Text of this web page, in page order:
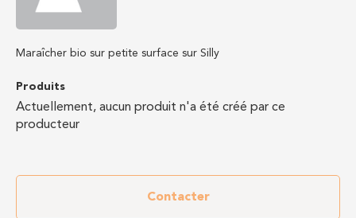
Maraîcher bio sur petite surface sur Silly
Produits
Actuellement, aucun produit n'a été créé par ce
producteur
Contacter